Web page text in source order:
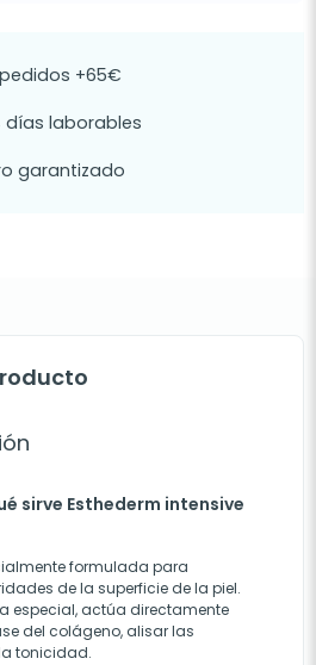
+65€
días laborables
garantizado
sirve Esthederm intensive
formulada para
de la superficie de la piel.
especial, actúa directamente
del colágeno, alisar las
tonicidad.